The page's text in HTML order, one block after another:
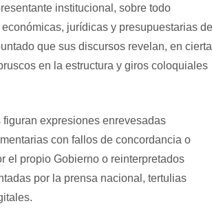
institucional, sobre todo
jurídicas y presupuestarias de
que sus discursos revelan, en
en la estructura y giros coloquiales
expresiones enrevesadas
con fallos de concordancia o
el propio Gobierno o reinterpretados
por la prensa nacional, tertulias